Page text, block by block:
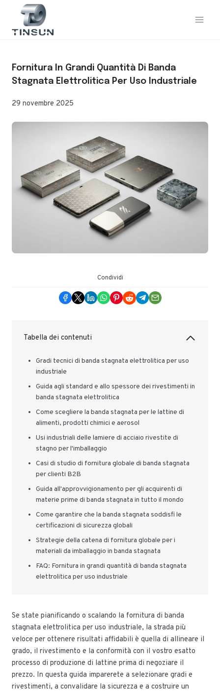
contenuto
Fornitura In Grandi Quantità Di Banda
Stagnata Elettrolitica Per Uso Industriale
29 novembre 2025
Condividi
Tabella dei contenuti
Gradi tecnici di banda stagnata elettrolitica per uso
industriale
Guida agli standard e allo spessore dei rivestimenti in
banda stagnata elettrolitica
Come scegliere la banda stagnata per le lattine di
alimenti, prodotti chimici e aerosol
Usi industriali delle lamiere di acciaio rivestite di
stagno per l'imballaggio
Casi di studio di fornitura globale di banda stagnata
per clienti B2B
Guida all'approvvigionamento per gli acquirenti di
materie prime di banda stagnata in tutto il mondo
Come garantire che la banda stagnata soddisfi le
certificazioni di sicurezza globali
Strategie della catena di fornitura globale per i
materiali da imballaggio in banda stagnata
FAQ: Fornitura in grandi quantità di banda stagnata
elettrolitica per uso industriale
Se state pianificando o scalando la fornitura di banda
stagnata elettrolitica per uso industriale, la strada più
veloce per ottenere risultati affidabili è quella di allineare il
grado, il rivestimento e la conformità con il vostro esatto
processo di produzione di lattine prima di negoziare il
prezzo. In questa guida imparerete a selezionare gradi e
rivestimenti, a convalidare la sicurezza e a costruire un